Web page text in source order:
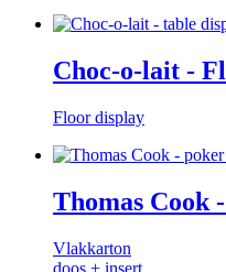
Choc-o-lait -
Floor display
Thomas Cook
Vlakkarton
doos + insert